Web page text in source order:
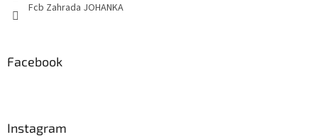
Fcb Zahrada JOHANKA
Facebook
Instagram